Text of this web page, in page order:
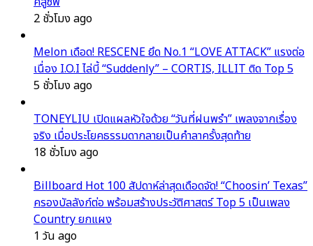
2 ชั่วโมง ago
Melon เดือด! RESCENE ยึด No.1 “LOVE ATTACK” แรงต่อ
เนื่อง I.O.I ไล่บี้ “Suddenly” – CORTIS, ILLIT ติด Top 5
5 ชั่วโมง ago
TONEYLIU เปิดแผลหัวใจด้วย “วันที่ฝนพรำ” เพลงจากเรื่อง
จริง เมื่อประโยคธรรมดากลายเป็นคำลาครั้งสุดท้าย
18 ชั่วโมง ago
Billboard Hot 100 สัปดาห์ล่าสุดเดือดจัด! “Choosin’ Texas”
ครองบัลลังก์ต่อ พร้อมสร้างประวัติศาสตร์ Top 5 เป็นเพลง
Country ยกแผง
1 วัน ago